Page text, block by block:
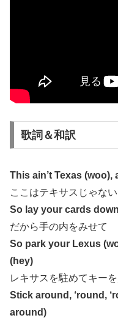
歌詞＆和訳
This ain’t Texas (woo),
ここはテキサスじゃな
So lay your cards
だから手の内をみせて
So park your Lexus
(hey)
レキサスを駐めてキー
Stick around, ‘round,
around)